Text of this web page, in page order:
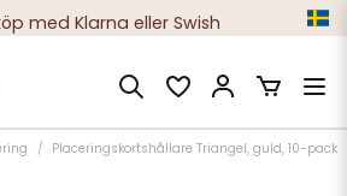
med Klarna eller Swish
tals nöjda kunder
Placeringskortshållare Triangel, guld, 10-pack